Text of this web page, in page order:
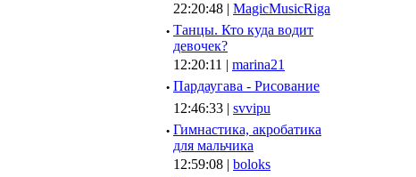
22:20:48 | MagicMusicRiga
· Танцы. Кто куда водит
девочек?
12:20:11 | marina21
· Пардаугава - Рисование
12:46:33 | svvipu
· Гимнастика, акробатика
для мальчика
12:59:08 | boloks